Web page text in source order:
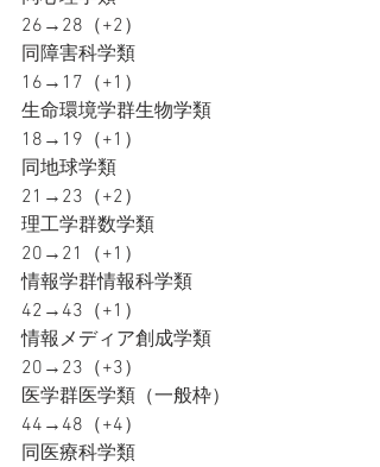
26→28（+2）
同障害科学類
16→17（+1）
生命環境学群生物学類
18→19（+1）
同地球学類
21→23（+2）
理工学群数学類
20→21（+1）
情報学群情報科学類
42→43（+1）
情報メディア創成学類
20→23（+3）
医学群医学類（一般枠）
44→48（+4）
同医療科学類